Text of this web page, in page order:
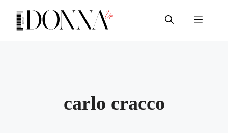
contenuto
Menu
carlo cracco